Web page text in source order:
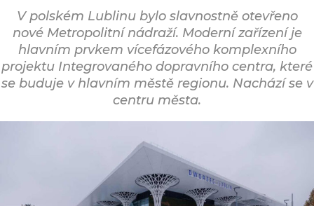
V polském Lublinu bylo slavnostně otevřeno
nové Metropolitní nádraží. Moderní zařízení je
hlavním prvkem vícefázového komplexního
projektu Integrovaného dopravního centra, které
se buduje v hlavním městě regionu. Nachází se v
centru města.